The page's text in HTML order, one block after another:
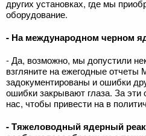
других установках, где мы
оборудование.
- На международном черном
- Да, возможно, мы допустили
взгляните на ежегодные
задокументированы и ошибки
ошибки закрывают глаза. За
нас, чтобы привести на в
- Тяжеловодный ядерный